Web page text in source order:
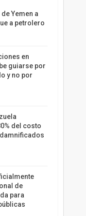
Yemen a
a petrolero
en
guiarse por
y no por
del costo
de
para